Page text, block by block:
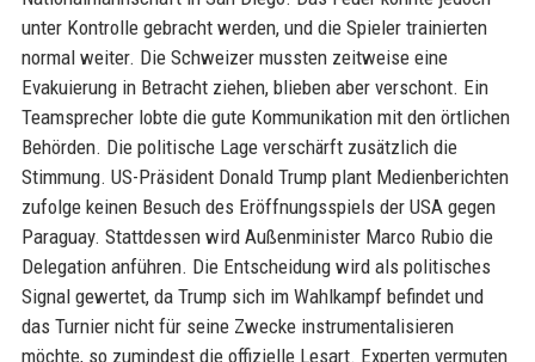
unter Kontrolle gebracht werden, und die Spieler trainierten
normal weiter. Die Schweizer mussten zeitweise eine
Evakuierung in Betracht ziehen, blieben aber verschont. Ein
Teamsprecher lobte die gute Kommunikation mit den örtlichen
Behörden. Die politische Lage verschärft zusätzlich die
Stimmung. US-Präsident Donald Trump plant Medienberichten
zufolge keinen Besuch des Eröffnungsspiels der USA gegen
Paraguay. Stattdessen wird Außenminister Marco Rubio die
Delegation anführen. Die Entscheidung wird als politisches
Signal gewertet, da Trump sich im Wahlkampf befindet und
das Turnier nicht für seine Zwecke instrumentalisieren
möchte, so zumindest die offizielle Lesart. Experten vermuten